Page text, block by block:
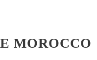
MOROCCO